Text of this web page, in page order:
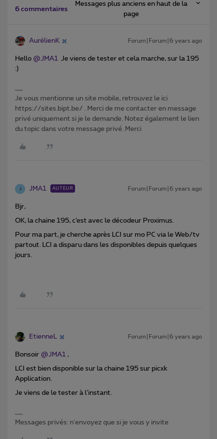
6 commentaires
Messages plus anciens en haut de la
page
AurélienK Forum|Forum|6 years ago
Hello @JMA1 Je viens de tester et cela marche, sur la 195
:)
Je vous mentionne un site mobile, retrouvez le ici
https://sites.bipt.be/ . Merci de me contacter en message
privé uniquement si je le demande. Notez également le lien
du topic dans votre message privé. Merci
JMA1 AUTEUR Forum|Forum|6 years ago
Bjr,
OK, la chaine 195, c’est avec le décodeur Proximus.
Pour ma part, je cherche après LCI sur mo PC via le Web/tv
partout. LCI a disparu dans les disponibles depuis quelques
jours.
EtienneL Forum|Forum|6 years ago
Bonsoir @JMA1 ,
LCI est bien disponible sur la chaine 195 sur picxk
Application.
Je viens de le tester à l’instant.
Messages privés: n'envoyez que si je vous y invite